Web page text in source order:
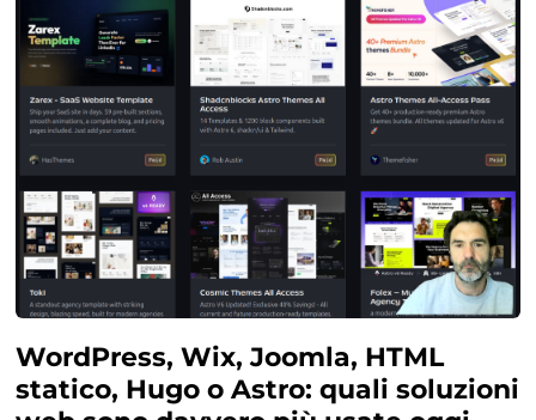
WordPress, Wix, Joomla, HTML
statico, Hugo o Astro: quali soluzioni